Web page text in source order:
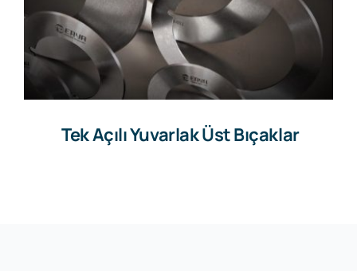
Tek Açılı Yuvarlak Üst Bıçaklar